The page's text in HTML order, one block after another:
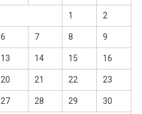
1 2
6 7 8 9
13 14 15 16
20 21 22 23
27 28 29 30